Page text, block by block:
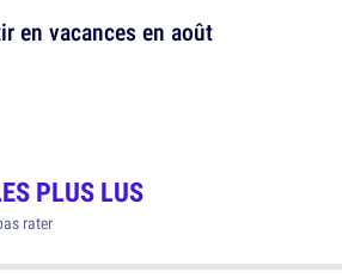
en vacances en août
PLUS LUS
rater